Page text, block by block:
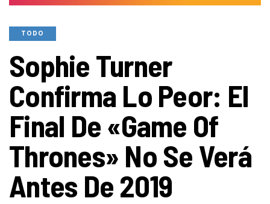
TODO
Sophie Turner
Confirma Lo Peor: El
Final De «Game Of
Thrones» No Se Verá
Antes De 2019